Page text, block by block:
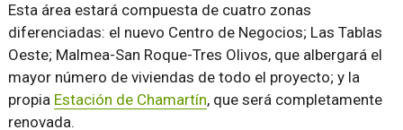
Esta área estará compuesta de cuatro zonas
diferenciadas: el nuevo Centro de Negocios; Las Tablas
Oeste; Malmea-San Roque-Tres Olivos, que albergará el
mayor número de viviendas de todo el proyecto; y la
propia Estación de Chamartín, que será completamente
renovada.